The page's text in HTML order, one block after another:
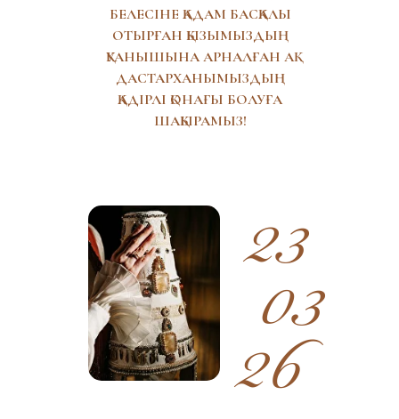
БЕЛЕСІНЕ ҚАДАМ БАСҚАЛЫ
ОТЫРҒАН ҚЫЗЫМЫЗДЫҢ
ҚУАНЫШЫНА АРНАЛҒАН АҚ
ДАСТАРХАНЫМЫЗДЫҢ
ҚАДІРЛІ ҚОНАҒЫ БОЛУҒА
ШАҚЫРАМЫЗ!
23
03
26